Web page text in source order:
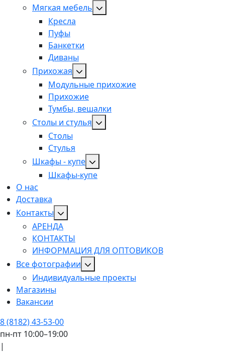
Мягкая мебель
Кресла
Пуфы
Банкетки
Диваны
Прихожая
Модульные прихожие
Прихожие
Тумбы, вешалки
Столы и стулья
Столы
Стулья
Шкафы - купе
Шкафы-купе
О нас
Доставка
Контакты
АРЕНДА
КОНТАКТЫ
ИНФОРМАЦИЯ ДЛЯ ОПТОВИКОВ
Все фотографии
Индивидуальные проекты
Магазины
Вакансии
8 (8182) 43-53-00
пн-пт 10:00–19:00
|